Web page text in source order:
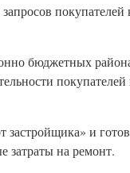
покупателей
бюджетных
и
затраты на ремонт.